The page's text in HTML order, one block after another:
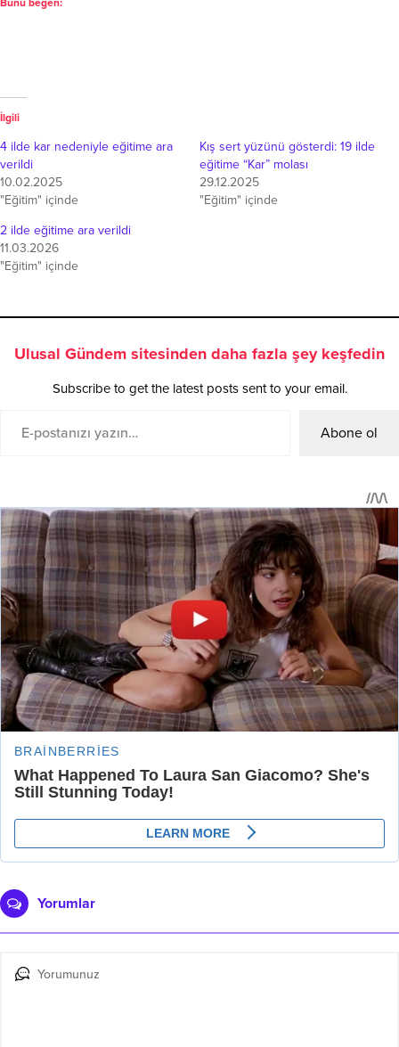
Bunu beğen:
İlgili
4 ilde kar nedeniyle eğitime ara
verildi
10.02.2025
"Eğitim" içinde
Kış sert yüzünü gösterdi: 19 ilde
eğitime “Kar” molası
29.12.2025
"Eğitim" içinde
2 ilde eğitime ara verildi
11.03.2026
"Eğitim" içinde
Ulusal Gündem sitesinden daha fazla şey keşfedin
Subscribe to get the latest posts sent to your email.
Abone ol
Yorumlar